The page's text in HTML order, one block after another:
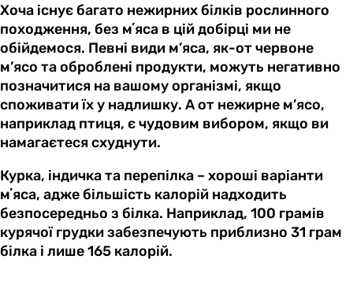
Хоча існує багато нежирних білків рослинного
походження, без мʼяса в цій добірці ми не
обійдемося. Певні види м’яса, як-от червоне
м’ясо та оброблені продукти, можуть негативно
позначитися на вашому організмі, якщо
споживати їх у надлишку. А от нежирне м’ясо,
наприклад птиця, є чудовим вибором, якщо ви
намагаєтеся схуднути.
Курка, індичка та перепілка – хороші варіанти
мʼяса, адже більшість калорій надходить
безпосередньо з білка. Наприклад, 100 грамів
курячої грудки забезпечують приблизно 31 грам
білка і лише 165 калорій.